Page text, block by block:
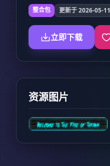
整合包 更新于 2026-05-11
立即下载
资源图片